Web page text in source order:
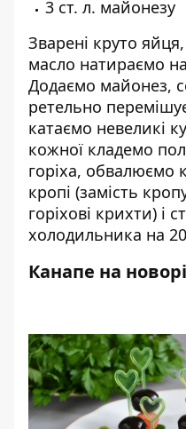
3 ст. л. майонезу
Зварені круто
масло натираємо на
Додаємо майонез,
ретельно
катаємо невеликі
кожної кладемо
горіха, обвалюємо
кропі (замість
горіхові крихти) і
холодильника на
Канапе на